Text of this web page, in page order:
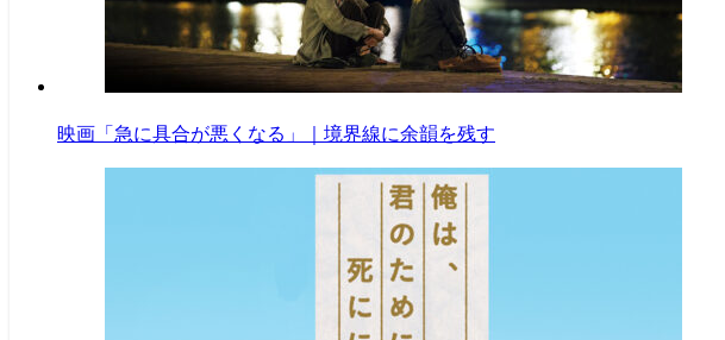
映画「急に具合が悪くなる」｜境界線に余韻を残す